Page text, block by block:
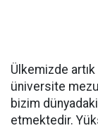
Ülkemizde
üniversite
bizim
etmektedir.